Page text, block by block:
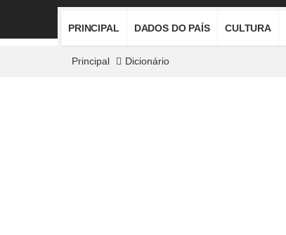
PRINCIPAL DADOS DO PAÍS CULTURA
Principal Dicionário